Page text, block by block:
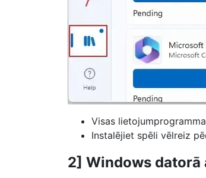
Visas
Instalējiet spēli vēlreiz
2] Windows